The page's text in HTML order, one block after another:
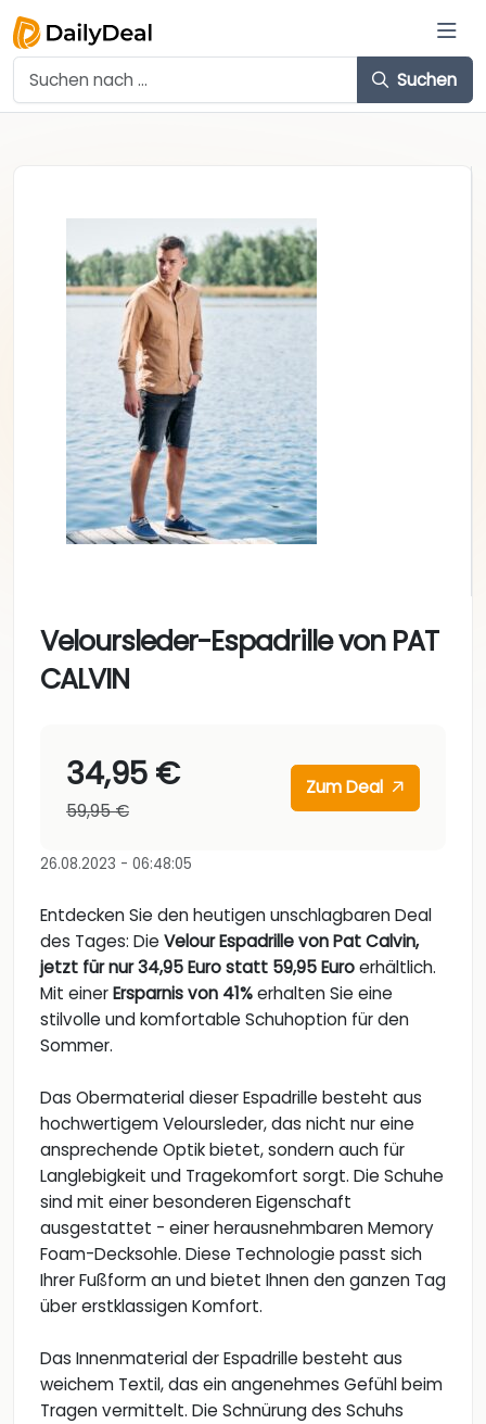
Suchen
Veloursleder-Espadrille von PAT
CALVIN
34,95 €
59,95 €
Zum Deal
26.08.2023 - 06:48:05
Entdecken Sie den heutigen unschlagbaren Deal
des Tages: Die Velour Espadrille von Pat Calvin,
jetzt für nur 34,95 Euro statt 59,95 Euroerhältlich.
Mit einerErsparnis von 41%erhalten Sie eine
stilvolle und komfortable Schuhoption für den
Sommer.
Das Obermaterial dieser Espadrille besteht aus
hochwertigem Veloursleder, das nicht nur eine
ansprechende Optik bietet, sondern auch für
Langlebigkeit und Tragekomfort sorgt. Die Schuhe
sind mit einer besonderen Eigenschaft
ausgestattet - einer herausnehmbaren Memory
Foam-Decksohle. Diese Technologie passt sich
Ihrer Fußform an und bietet Ihnen den ganzen Tag
über erstklassigen Komfort.
Das Innenmaterial der Espadrille besteht aus
weichem Textil, das ein angenehmes Gefühl beim
Tragen vermittelt. Die Schnürung des Schuhs